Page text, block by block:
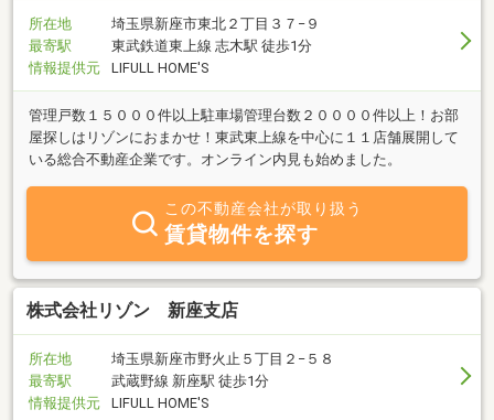
所在地
埼玉県新座市東北２丁目３７−９
最寄駅
東武鉄道東上線 志木駅 徒歩1分
情報提供元
LIFULL HOME'S
管理戸数１５０００件以上駐車場管理台数２００００件以上！お部
屋探しはリゾンにおまかせ！東武東上線を中心に１１店舗展開して
いる総合不動産企業です。オンライン内見も始めました。
この不動産会社が取り扱う
賃貸物件を探す
株式会社リゾン 新座支店
所在地
埼玉県新座市野火止５丁目２−５８
最寄駅
武蔵野線 新座駅 徒歩1分
情報提供元
LIFULL HOME'S